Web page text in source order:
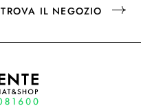
TROVA IL NEGOZIO